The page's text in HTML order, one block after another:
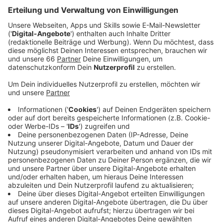
Veröffentlicht: Montag, 02.02.2026 00:00
Anzeige
Auszug aus der neuen Folge seines Podcasts